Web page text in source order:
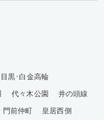
目黒･白金高輪
代々木公園
井の頭線
門前仲町
皇居西側